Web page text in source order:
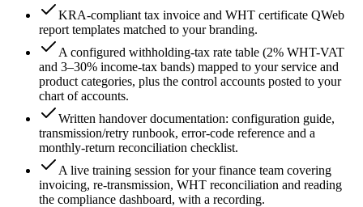
KRA-compliant tax invoice and WHT certificate QWeb
report templates matched to your branding.
A configured withholding-tax rate table (2% WHT-VAT
and 3–30% income-tax bands) mapped to your service and
product categories, plus the control accounts posted to your
chart of accounts.
Written handover documentation: configuration guide,
transmission/retry runbook, error-code reference and a
monthly-return reconciliation checklist.
A live training session for your finance team covering
invoicing, re-transmission, WHT reconciliation and reading
the compliance dashboard, with a recording.